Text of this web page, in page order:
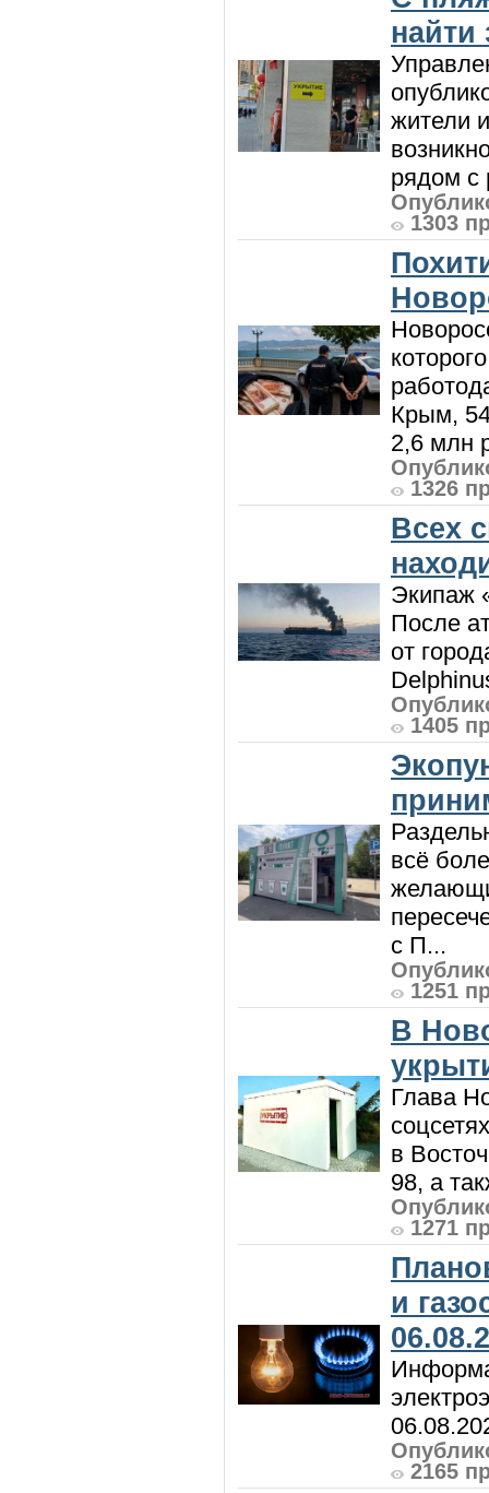
жители
рядом с
1303
Крым,
2,6 млн
1326
Всех
Экипаж
После
от
1405
всё
с П...
1251
В
Глава
в
98, а
1271
и
2165